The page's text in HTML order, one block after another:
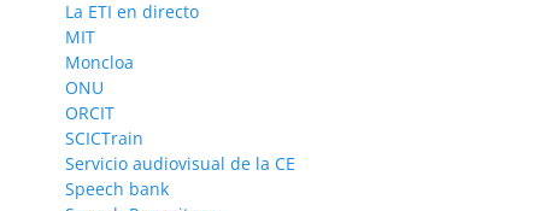
La ETI en directo
MIT
Moncloa
ONU
ORCIT
SCICTrain
Servicio audiovisual de la CE
Speech bank